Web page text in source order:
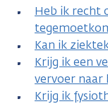
Heb ik recht
Kan ik
Krijg ik een
vervoer naar
Krijg ik